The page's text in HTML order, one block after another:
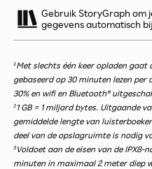
Gebruik StoryGraph om
gegevens automatisch
¹Met slechts één keer opladen gaat
gebaseerd op 30 minuten lezen
30% en wifi en Bluetooth®
²1 GB = 1 miljard bytes. Uitgaande
gemiddelde lengte van
deel van de opslagruimte is nodig
³Voldoet aan de eisen van de
minuten in maximaal 2 meter diep